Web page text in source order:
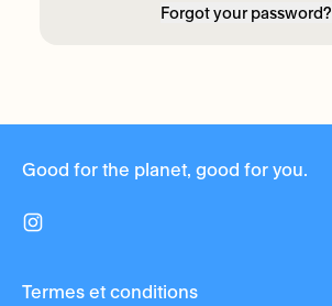
Forgot your password?
Good for the planet, good for you.
Termes et conditions